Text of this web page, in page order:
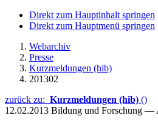
Direkt zum Hauptinhalt springen
Direkt zum Hauptmenü springen
Webarchiv
Presse
Kurzmeldungen (hib)
201302
zurück zu: Kurzmeldungen (hib) ()
12.02.2013 Bildung und Forschung